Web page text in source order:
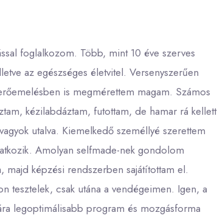
foglalkozom. Több, mint 10 éve szerves
az egészséges életvitel. Versenyszerűen
is megmérettem magam. Számos
kézilabdáztam, futottam, de hamar rá kellett
utalva. Kiemelkedő személlyé szerettem
Amolyan selfmade-nek gondolom
képzési rendszerben sajátítottam el.
tesztelek, csak utána a vendégeimen. Igen, a
legoptimálisabb program és mozgásforma